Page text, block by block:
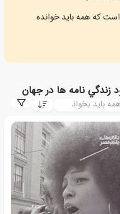
که همه باید خوانده
زندگي نامه ها در جهان